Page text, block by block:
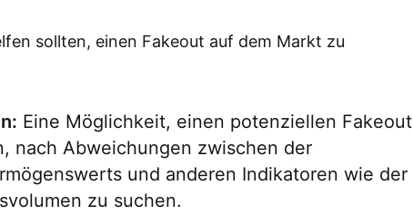
sollten, einen Fakeout auf dem Markt zu
Eine Möglichkeit, einen potenziellen Fakeout
nach Abweichungen zwischen der
und anderen Indikatoren wie der
zu suchen.